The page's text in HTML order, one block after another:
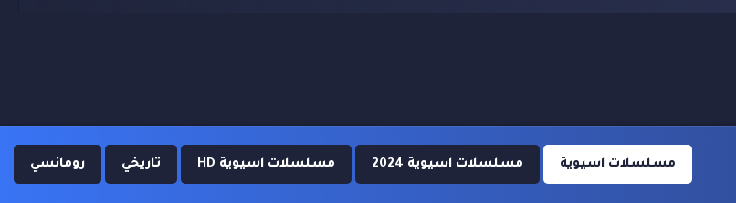
مسلسلات اسيوية مسلسلات اسيوية 2024 مسلسلات اسيوية HD تاريخي رومانسي